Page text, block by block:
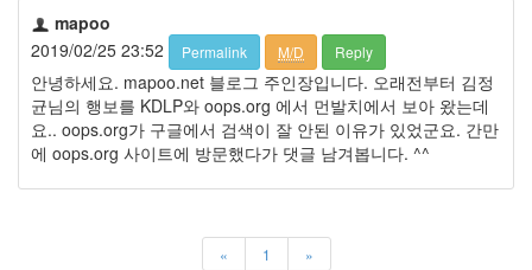
mapoo
2019/02/25 23:52
Permalink M/D Reply
안녕하세요. mapoo.net 블로그 주인장입니다. 오래전부터 김정
균님의 행보를 KDLP와 oops.org 에서 먼발치에서 보아 왔는데
요.. oops.org가 구글에서 검색이 잘 안된 이유가 있었군요. 간만
에 oops.org 사이트에 방문했다가 댓글 남겨봅니다. ^^
« 1 »